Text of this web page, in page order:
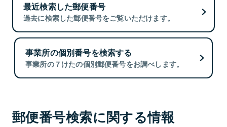
最近検索した郵便番号
過去に検索した郵便番号をご覧いただけます。
事業所の個別番号を検索する
事業所の７けたの個別郵便番号をお調べします。
郵便番号検索に関する情報